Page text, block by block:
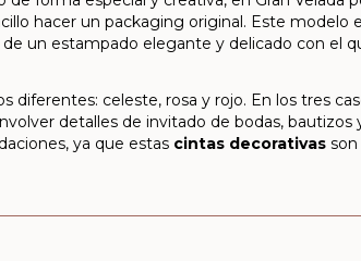
hacer un packaging original. Este modelo
un estampado elegante y delicado con el
diferentes: celeste, rosa y rojo. En los tres
detalles de invitado de bodas,
ya que estas cintas decorativas